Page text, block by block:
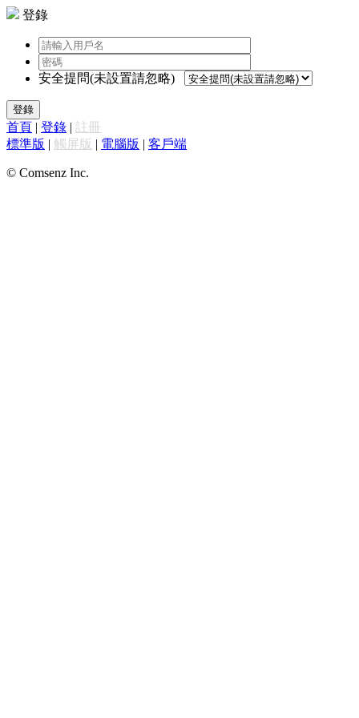
登錄
安全提問(未設置請忽略)
登錄
首頁 | 登錄 | 註冊
標準版 | 觸屏版 | 電腦版 | 客戶端
© Comsenz Inc.